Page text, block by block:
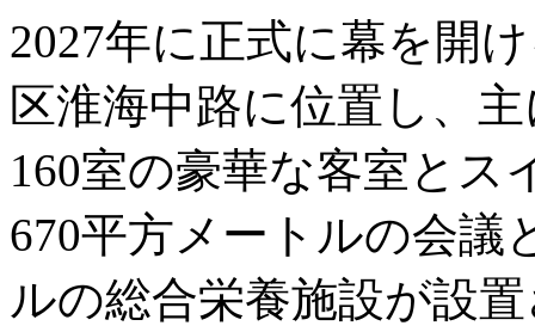
2027年に正式に幕を開
区淮海中路に位置し、
160室の豪華な客室とス
670平方メートルの会議
ルの総合栄養施設が設